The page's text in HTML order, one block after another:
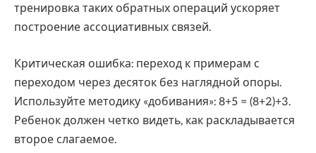
тренировка таких обратных операций ускоряет
построение ассоциативных связей.
Критическая ошибка: переход к примерам с
переходом через десяток без наглядной опоры.
Используйте методику «добивания»: 8+5 = (8+2)+3.
Ребенок должен четко видеть, как раскладывается
второе слагаемое.